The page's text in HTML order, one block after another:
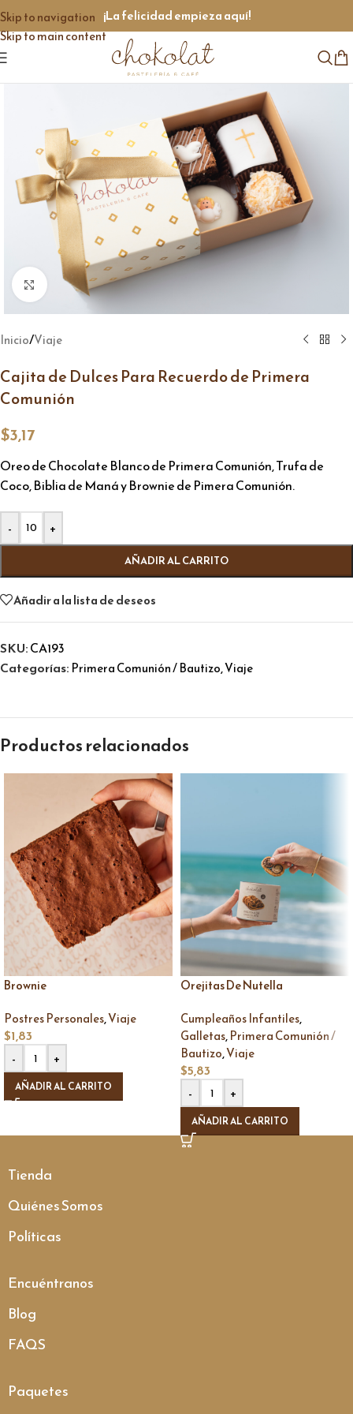
Skip to navigation
Skip to main content
¡La felicidad empieza aquí!
Click to enlarge
Inicio/Viaje
Cajita de Dulces Para Recuerdo de Primera
Comunión
$3,17
Oreo de Chocolate Blanco de Primera Comunión, Trufa de
Coco, Biblia de Maná y Brownie de Pimera Comunión.
- +
AÑADIR AL CARRITO
Alternative:
Añadir a la lista de deseos
SKU:CA193
Categorías: Primera Comunión / Bautizo,Viaje
Productos relacionados
Brownie
Postres Personales,Viaje
$1,83
-
+
AÑADIR AL CARRITO
Orejitas De Nutella
Cumpleaños Infantiles,
Galletas,Primera Comunión /
Bautizo,Viaje
$5,83
-
+
AÑADIR AL CARRITO
Tienda
Quiénes Somos
Políticas
Encuéntranos
Blog
FAQS
Paquetes